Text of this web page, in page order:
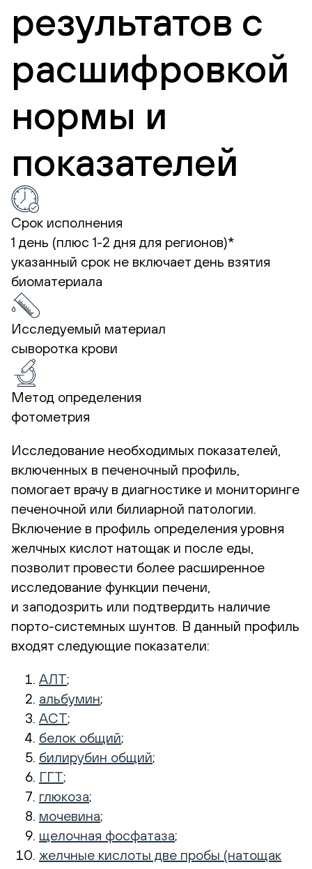
результатов с
расшифровкой
нормы и
показателей
Срок исполнения
1 день (плюс 1-2 дня для регионов)*
указанный срок не включает день взятия
биоматериала
Исследуемый материал
сыворотка крови
Метод определения
фотометрия
Исследование необходимых показателей,
включенных в печеночный профиль,
помогает врачу в диагностике и мониторинге
печеночной или билиарной патологии.
Включение в профиль определения уровня
желчных кислот натощак и после еды,
позволит провести более расширенное
исследование функции печени,
и заподозрить или подтвердить наличие
порто-системных шунтов. В данный профиль
входят следующие показатели:
АЛТ;
альбумин;
АСТ;
белок общий;
билирубин общий;
ГГТ;
глюкоза;
мочевина;
щелочная фосфатаза;
желчные кислоты две пробы (натощак